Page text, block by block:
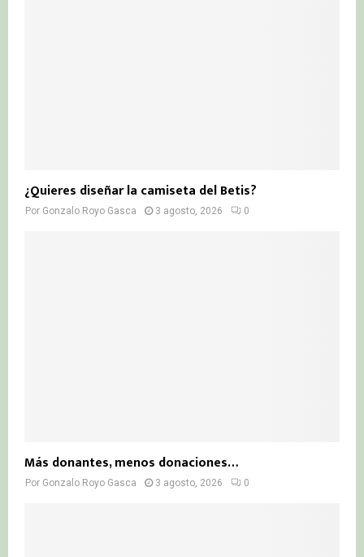
¿Quieres diseñar la camiseta del Betis?
Por Gonzalo Royo Gasca 3 agosto, 2026 0
Más donantes, menos donaciones…
Por Gonzalo Royo Gasca 3 agosto, 2026 0